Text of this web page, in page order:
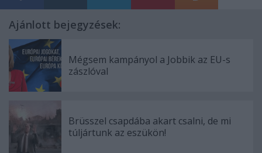
Ajánlott bejegyzések:
Mégsem kampányol a Jobbik az EU-s
zászlóval
Brüsszel csapdába akart csalni, de mi
túljártunk az eszükön!